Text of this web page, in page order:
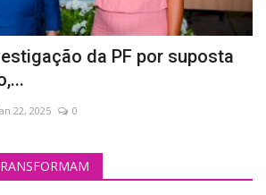
da PF por suposta
22, 2025 0